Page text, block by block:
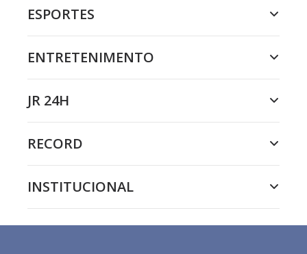
ESPORTES
ENTRETENIMENTO
JR 24H
RECORD
INSTITUCIONAL